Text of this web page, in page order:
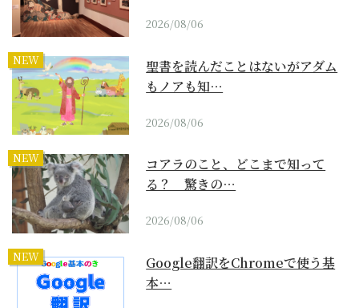
2026/08/06
NEW
聖書を読んだことはないがアダム
もノアも知…
2026/08/06
NEW
コアラのこと、どこまで知って
る？ 驚きの…
2026/08/06
NEW
Google翻訳をChromeで使う基
本…